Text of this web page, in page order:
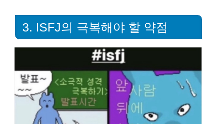
3. ISFJ의 극복해야 할 약점